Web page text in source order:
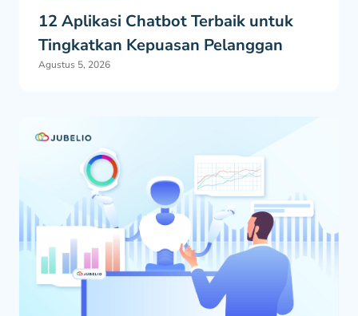
12 Aplikasi Chatbot Terbaik untuk
Tingkatkan Kepuasan Pelanggan
Agustus 5, 2026